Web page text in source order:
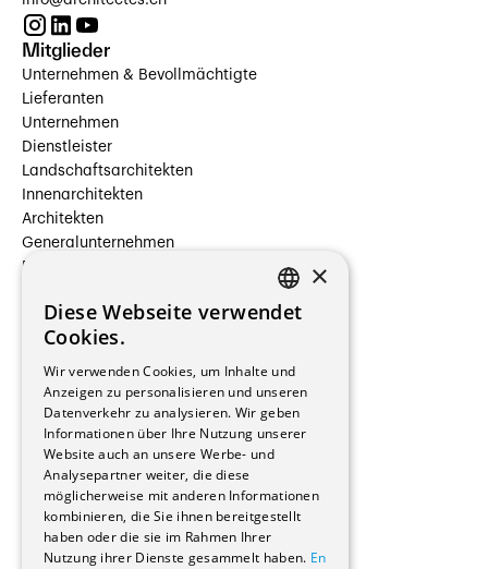
Mitglieder
Unternehmen & Bevollmächtigte
Lieferanten
Unternehmen
Dienstleister
Landschaftsarchitekten
Innenarchitekten
Architekten
Generalunternehmen
Beauftragte Unternehmen
Hersteller/Lieferanten
Bauherrschaften
Immobilienverwaltungsgesellschaften
Stockwerkeigentum
Reportagen
Wohnungen
Renovierungen
Innere Umbauten
Gastgewerbe und Tourismus
Verwaltungsgebäude und Geschäfte
Schuleinrichtungen
FRENCH
×
Diese Webseite verwendet
Cookies.
Wir verwenden Cookies, um Inhalte und
Anzeigen zu personalisieren und unseren
Datenverkehr zu analysieren. Wir geben
Informationen über Ihre Nutzung unserer
Website auch an unsere Werbe- und
Analysepartner weiter, die diese
möglicherweise mit anderen Informationen
kombinieren, die Sie ihnen bereitgestellt
haben oder die sie im Rahmen Ihrer
Nutzung ihrer Dienste gesammelt haben. En